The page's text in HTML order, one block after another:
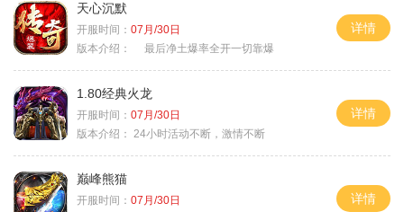
天心沉默
开服时间： 07月/30日
版本介绍：
最后净土爆率全开一切靠爆
详情
1.80经典火龙
开服时间： 07月/30日
版本介绍： 24小时活动不断，激情不断
详情
巅峰熊猫
开服时间： 07月/30日
详情